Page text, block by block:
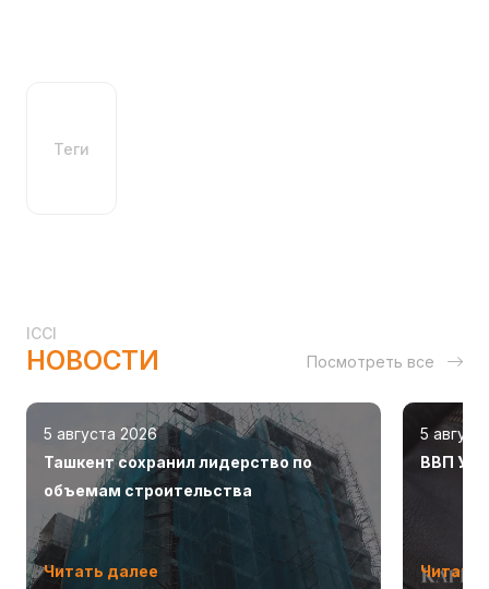
Теги
ICCI
НОВОСТИ Посмотреть все
5 августа 2026
Ташкент сохранил лидерство по
объемам строительства
Читать далее
5
ВВП
Читать